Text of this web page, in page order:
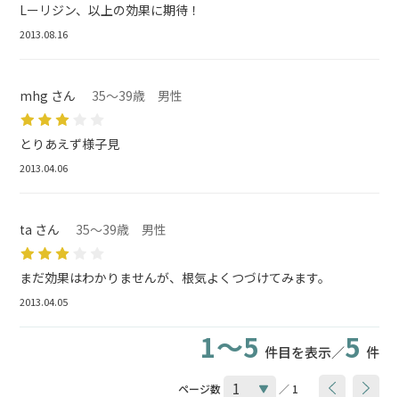
Lーリジン、以上の効果に期待！
2013.08.16
mhg さん 35～39歳 男性
とりあえず様子見
2013.04.06
ta さん 35～39歳 男性
まだ効果はわかりませんが、根気よくつづけてみます。
2013.04.05
1～5 件目を表示／5 件
ページ数 ／ 1